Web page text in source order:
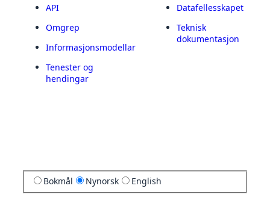
API
Omgrep
Informasjonsmodellar
Tenester og
hendingar
Datafellesskapet
Teknisk
dokumentasjon
Bokmål Nynorsk English